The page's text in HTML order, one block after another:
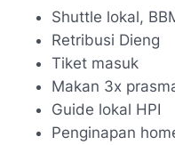
Shuttle lokal,
Retribusi Dieng
Tiket masuk
Makan 3x
Guide lokal HPI
Penginapan